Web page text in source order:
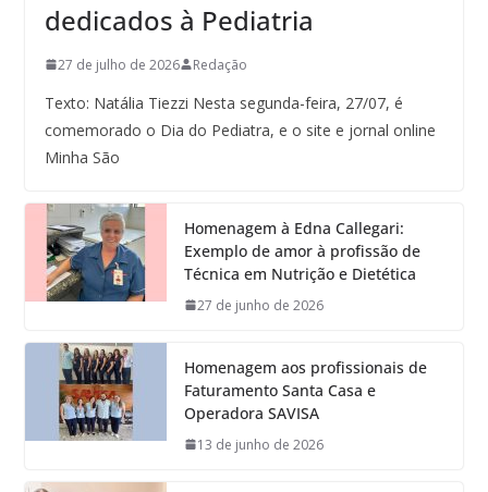
dedicados à Pediatria
27 de julho de 2026 Redação
Texto: Natália Tiezzi Nesta segunda-feira, 27/07, é
comemorado o Dia do Pediatra, e o site e jornal online
Minha São
Homenagem à Edna Callegari:
Exemplo de amor à profissão de
Técnica em Nutrição e Dietética
27 de junho de 2026
Homenagem aos profissionais de
Faturamento Santa Casa e
Operadora SAVISA
13 de junho de 2026